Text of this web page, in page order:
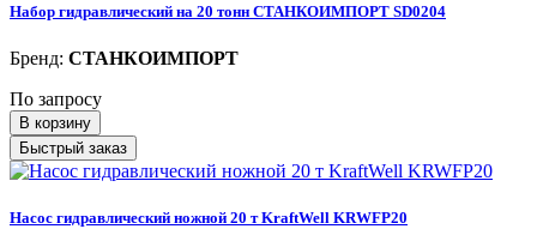
Набор гидравлический на 20 тонн СТАНКОИМПОРТ SD0204
Бренд: СТАНКОИМПОРТ
По запросу
В корзину
Быстрый заказ
Насос гидравлический ножной 20 т KraftWell KRWFP20